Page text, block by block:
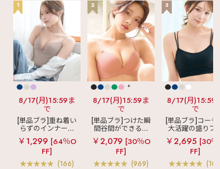
1
8/17(月)15:59ま
で
[単品ブラ]重ね着い
らずのインナーブ
ラ
リッチバスト
ブラトップ (ワイヤ
ー入り)
￥1,299 [64％O
FF]
(166)
2
+
8/17(月)15:59ま
で
[単品ブラ]つけた瞬
間谷間ができるシ
ームレスブラ
超
盛ブラ(R) シームレ
ス 単品ブラジャー
￥2,079 [30％O
FF]
(969)
3
8/17(月)15:59
で
[単品ブラ]コーデ
大活躍の盛りブ
ショートレン
ス ブラトップ 超
ブラ(R) 単品ブ
ャー
￥2,695 [30
FF]